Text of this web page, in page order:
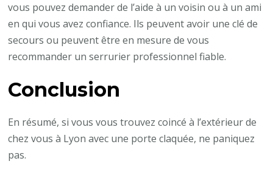
vous pouvez demander de l’aide à un voisin ou à un ami
en qui vous avez confiance. Ils peuvent avoir une clé de
secours ou peuvent être en mesure de vous
recommander un serrurier professionnel fiable.
Conclusion
En résumé, si vous vous trouvez coincé à l’extérieur de
chez vous à Lyon avec une porte claquée, ne paniquez
pas.